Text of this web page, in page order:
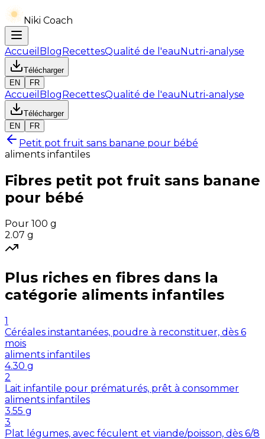
Niki Coach
Accueil BlogRecettesQualité de l'eauNutri-analyse
Télécharger
EN
FR
Accueil BlogRecettesQualité de l'eauNutri-analyse
Télécharger
EN
FR
Petit pot fruit sans banane pour bébé
aliments infantiles
Fibres petit pot fruit sans banane
pour bébé
Pour 100 g
2.07 g
Plus riches en fibres dans la
catégorie aliments infantiles
1
Céréales instantanées, poudre à reconstituer, dès 6
mois
aliments infantiles
4.30 g
2
Lait infantile pour prématurés, prêt à consommer
aliments infantiles
3.55 g
3
Plat légumes, avec féculent et viande/poisson, dès 6/8